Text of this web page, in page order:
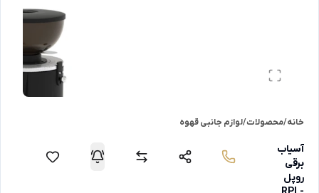
خانه/محصولات/لوازم جانبی قهوه
آسیاب
برقی
روپل